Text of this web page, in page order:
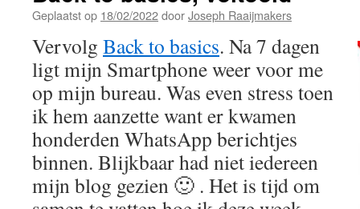
Geplaatst op 18/02/2022doorJoseph Raaijmakers
Vervolg Back to basics. Na 7 dagen
ligt mijn Smartphone weer voor me
op mijn bureau. Was even stress toen
ik hem aanzette want er kwamen
honderden WhatsApp berichtjes
binnen. Blijkbaar had niet iedereen
mijn blog gezien 🙂 . Het is tijd om